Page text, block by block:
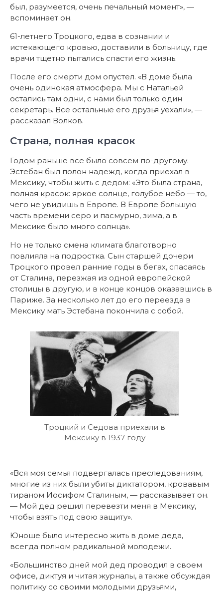
был, разумеется, очень печальный момент», —
вспоминает он.
61-летнего Троцкого, едва в сознании и
истекающего кровью, доставили в больницу, где
врачи тщетно пытались спасти его жизнь.
После его смерти дом опустел. «В доме была
очень одинокая атмосфера. Мы с Натальей
остались там одни, с нами был только один
секретарь. Все остальные его друзья уехали», —
рассказал Волков.
Страна, полная красок
Годом раньше все было совсем по-другому.
Эстебан был полон надежд, когда приехал в
Мексику, чтобы жить с дедом: «Это была страна,
полная красок: яркое солнце, голубое небо — то,
чего не увидишь в Европе. В Европе большую
часть времени серо и пасмурно, зима, а в
Мексике было много солнца».
Но не только смена климата благотворно
повлияла на подростка. Сын старшей дочери
Троцкого провел ранние годы в бегах, спасаясь
от Сталина, перезжая из одной европейской
столицы в другую, и в конце концов оказавшись в
Париже. За несколько лет до его переезда в
Мексику мать Эстебана покончила с собой.
Троцкий и Седова приехали в
Мексику в 1937 году
«Вся моя семья подвергалась преследованиям,
многие из них были убиты диктатором, кровавым
тираном Иосифом Сталиным, — рассказывает он.
— Мой дед решил перевезти меня в Мексику,
чтобы взять под свою защиту».
Юноше было интересно жить в доме деда,
всегда полном радикальной молодежи.
«Большинство дней мой дед проводил в своем
офисе, диктуя и читая журналы, а также обсуждая
политику со своими молодыми друзьями,